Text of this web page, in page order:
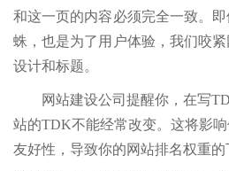
和这一页的内容必须完全一致。
蛛，也是为了用户体验，我们咬
设计和标题。
网站建设公司提醒你，在写
站的TDK不能经常改变。这将影
友好性，导致你的网站排名权重的